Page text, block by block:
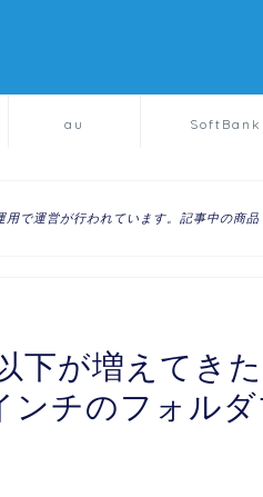
au SoftBank
で運営が行われています。記事中の商
下が増えてき
ンチのフォル